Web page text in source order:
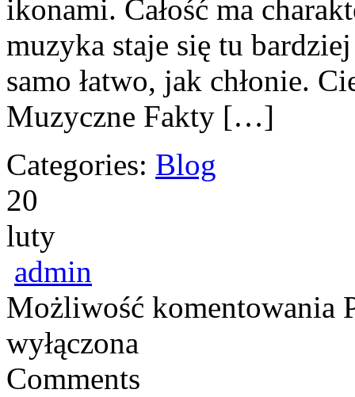
ikonami. Całość ma
muzyka staje się tu
samo łatwo, jak chłonie.
Muzyczne Fakty […]
Categories: Blog
20
luty
admin
Możliwość komentowania
wyłączona
Comments